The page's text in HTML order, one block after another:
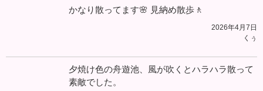
かなり散ってます🌸 見納め散歩🚶
2026年4月7日
くぅ
夕焼け色の舟遊池、風が吹くとハラハラ散って
素敵でした。